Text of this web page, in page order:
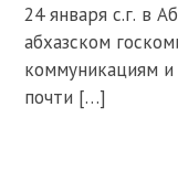
24 января с.г. в
абхазском
коммуникациям
почти […]